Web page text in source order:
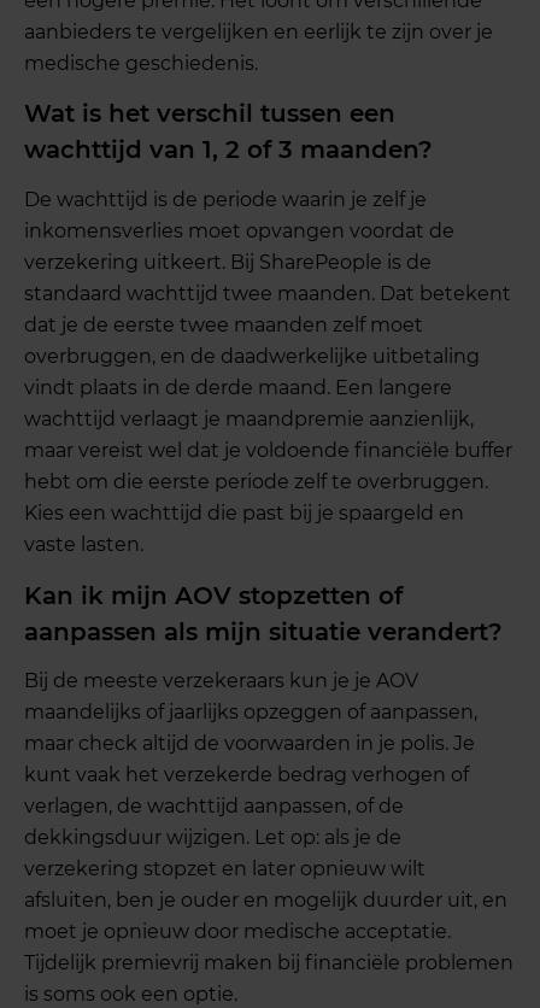
aanbieders te vergelijken en eerlijk te zijn over je
medische geschiedenis.
Wat is het verschil tussen een
wachttijd van 1, 2 of 3 maanden?
De wachttijd is de periode waarin je zelf je
inkomensverlies moet opvangen voordat de
verzekering uitkeert. Bij SharePeople is de
standaard wachttijd twee maanden. Dat betekent
dat je de eerste twee maanden zelf moet
overbruggen, en de daadwerkelijke uitbetaling
vindt plaats in de derde maand. Een langere
wachttijd verlaagt je maandpremie aanzienlijk,
maar vereist wel dat je voldoende financiële buffer
hebt om die eerste periode zelf te overbruggen.
Kies een wachttijd die past bij je spaargeld en
vaste lasten.
Kan ik mijn AOV stopzetten of
aanpassen als mijn situatie verandert?
Bij de meeste verzekeraars kun je je AOV
maandelijks of jaarlijks opzeggen of aanpassen,
maar check altijd de voorwaarden in je polis. Je
kunt vaak het verzekerde bedrag verhogen of
verlagen, de wachttijd aanpassen, of de
dekkingsduur wijzigen. Let op: als je de
verzekering stopzet en later opnieuw wilt
afsluiten, ben je ouder en mogelijk duurder uit, en
moet je opnieuw door medische acceptatie.
Tijdelijk premievrij maken bij financiële problemen
is soms ook een optie.